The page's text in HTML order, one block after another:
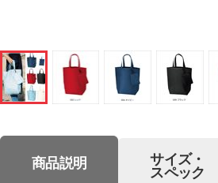
商品説明 サイズ・
スペック